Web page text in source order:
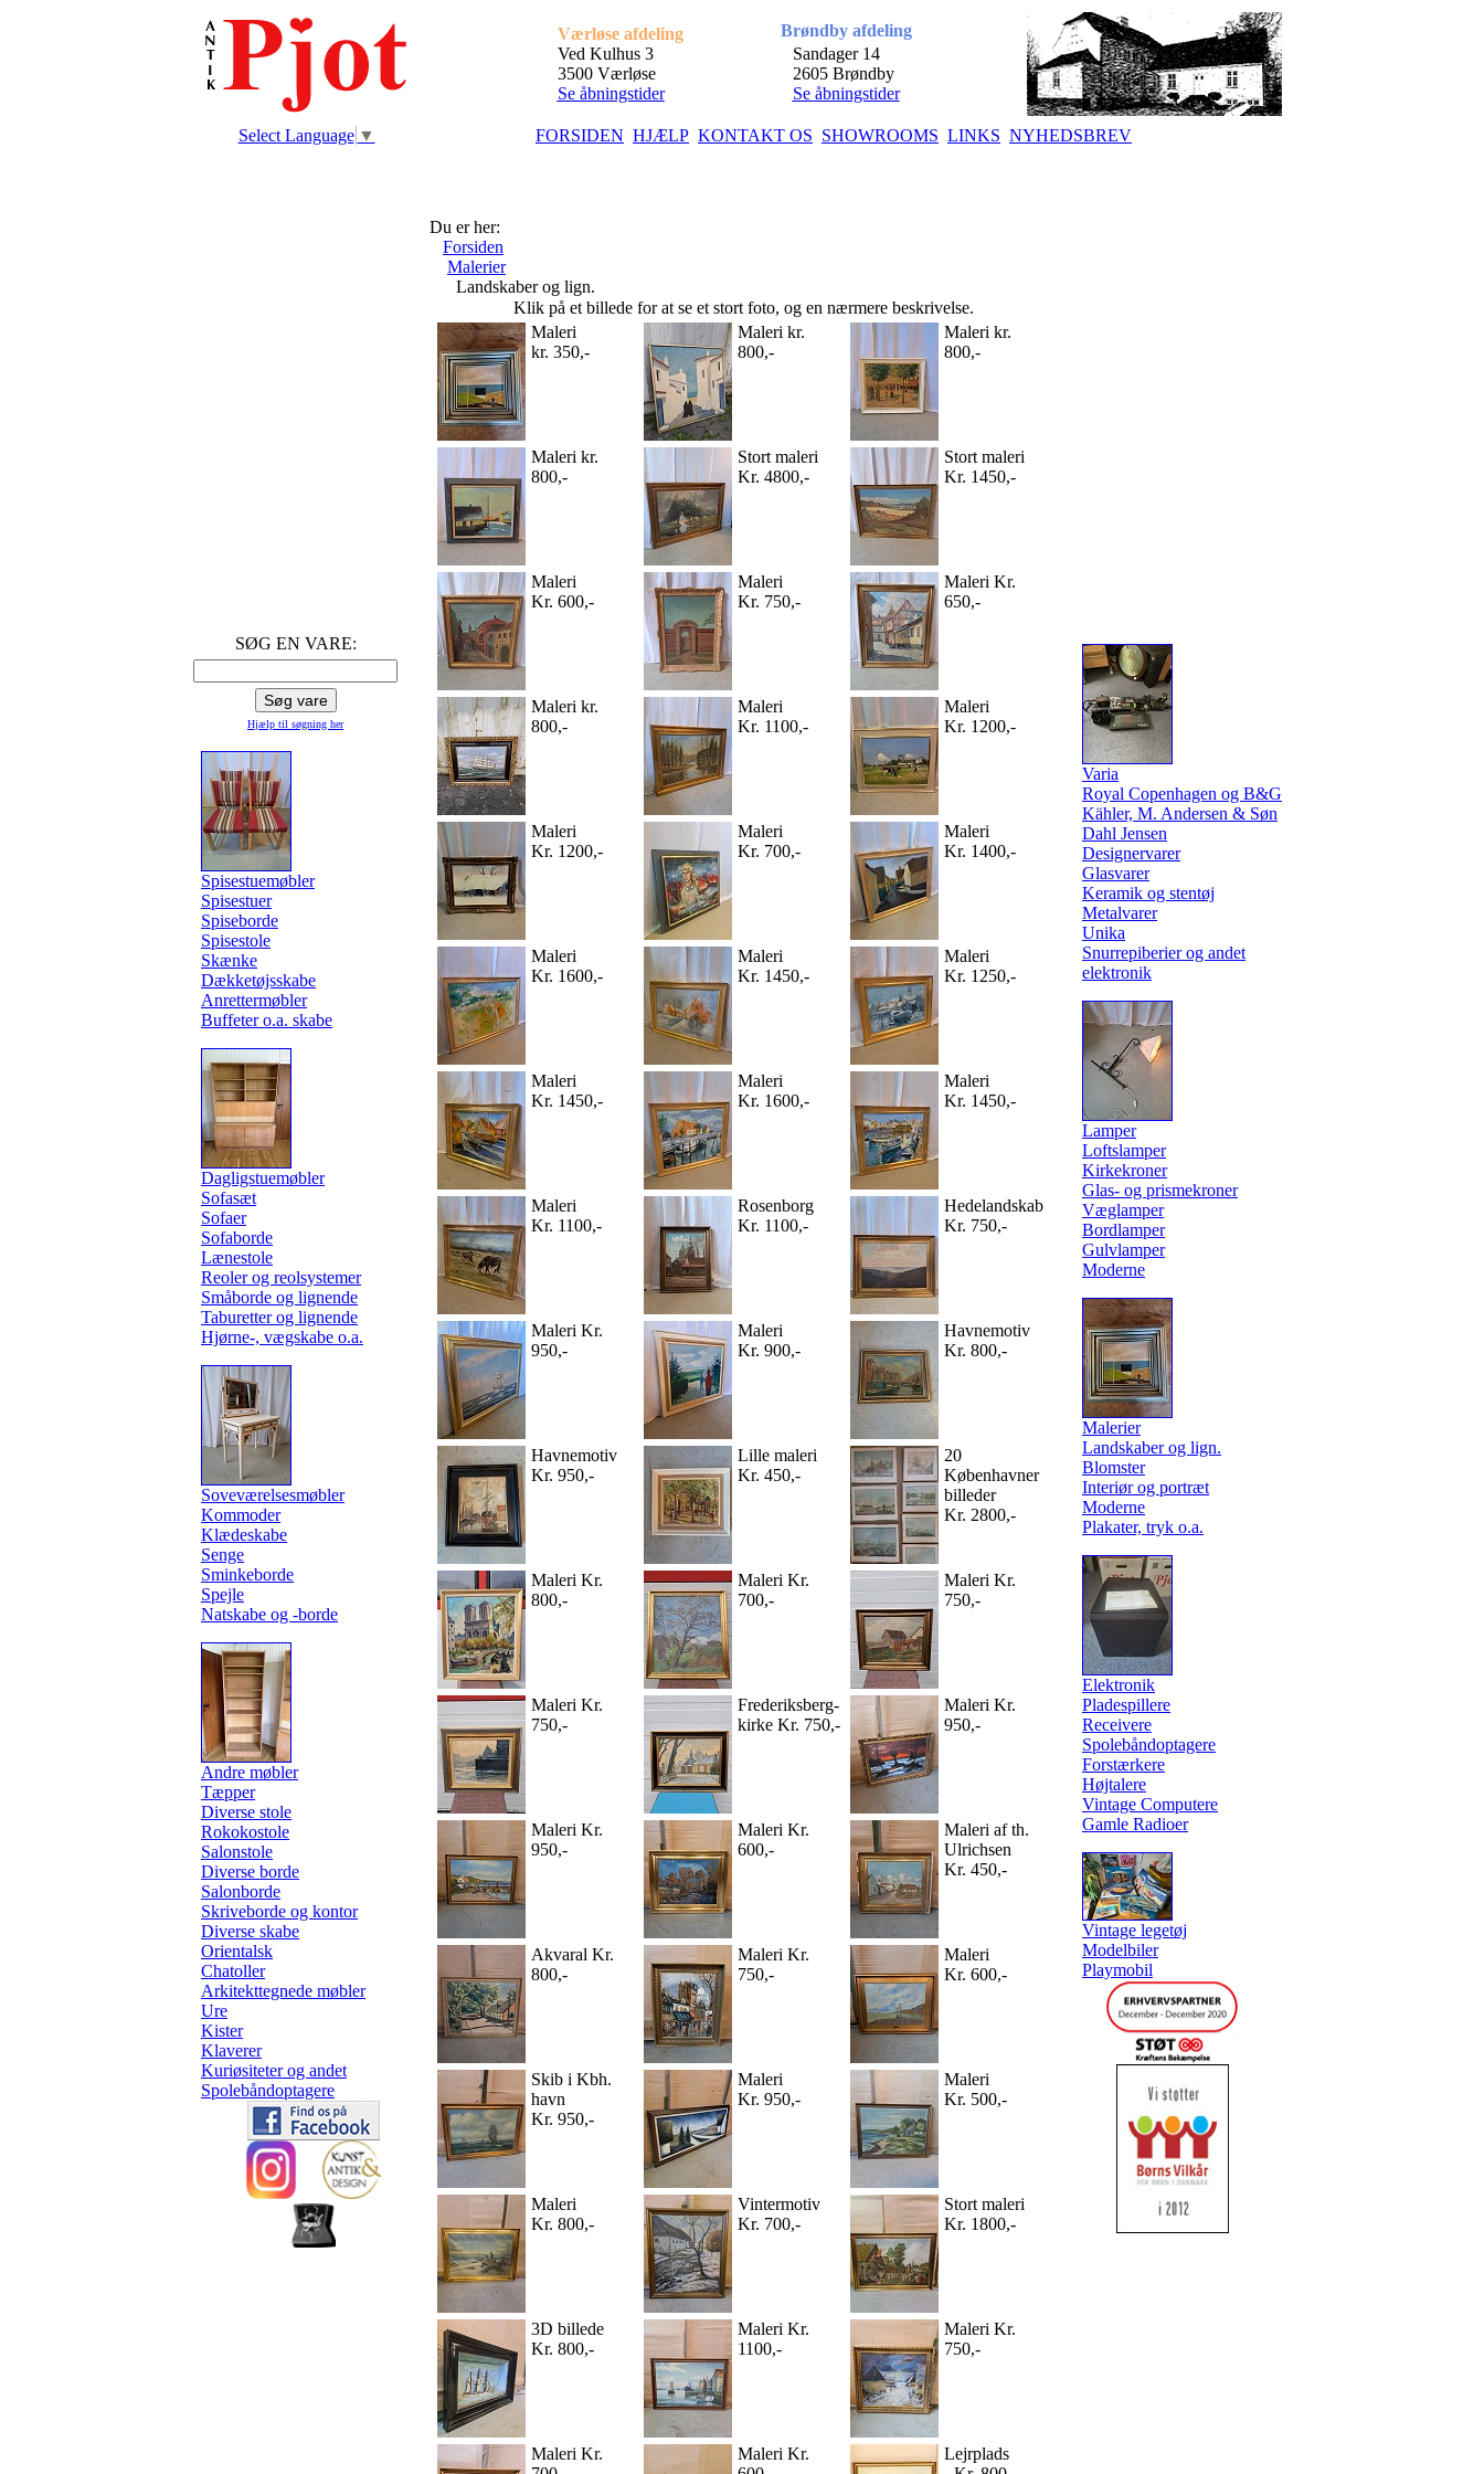
Værløse afdeling
Ved Kulhus 3
3500 Værløse
Se åbningstider
Brøndby afdeling
Sandager 14
2605 Brøndby
Se åbningstider
Select Language ▼ FORSIDEN HJÆLP KONTAKT OS SHOWROOMS LINKS NYHEDSBREV
SØG EN VARE:
Hjælp til søgning her
Spisestuemøbler
Spisestuer
Spiseborde
Spisestole
Skænke
Dækketøjsskabe
Anrettermøbler
Buffeter o.a. skabe
Dagligstuemøbler
Sofasæt
Sofaer
Sofaborde
Lænestole
Reoler og reolsystemer
Småborde og lignende
Taburetter og lignende
Hjørne-, vægskabe o.a.
Soveværelsesmøbler
Kommoder
Klædeskabe
Senge
Sminkeborde
Spejle
Natskabe og -borde
Andre møbler
Tæpper
Diverse stole
Rokokostole
Salonstole
Diverse borde
Salonborde
Skriveborde og kontor
Diverse skabe
Orientalsk
Chatoller
Arkitekttegnede møbler
Ure
Kister
Klaverer
Kuriøsiteter og andet
Spolebåndoptagere
Du er her:
Forsiden
Malerier
Landskaber og lign.
Klik på et billede for at se et stort foto, og en nærmere beskrivelse.
Maleri
kr. 350,-
Maleri kr.
800,-
Maleri kr.
800,-
Maleri kr.
800,-
Stort maleri
Kr. 4800,-
Stort maleri
Kr. 1450,-
Maleri
Kr. 600,-
Maleri
Kr. 750,-
Maleri Kr.
650,-
Maleri kr.
800,-
Maleri
Kr. 1100,-
Maleri
Kr. 1200,-
Maleri
Kr. 1200,-
Maleri
Kr. 700,-
Maleri
Kr. 1400,-
Maleri
Kr. 1600,-
Maleri
Kr. 1450,-
Maleri
Kr. 1250,-
Maleri
Kr. 1450,-
Maleri
Kr. 1600,-
Maleri
Kr. 1450,-
Maleri
Kr. 1100,-
Rosenborg
Kr. 1100,-
Hedelandskab
Kr. 750,-
Maleri Kr.
950,-
Maleri
Kr. 900,-
Havnemotiv
Kr. 800,-
Havnemotiv
Kr. 950,-
Lille maleri
Kr. 450,-
20
Københavner
billeder
Kr. 2800,-
Maleri Kr.
800,-
Maleri Kr.
700,-
Maleri Kr.
750,-
Maleri Kr.
750,-
Frederiksberg-
kirke Kr. 750,-
Maleri Kr.
950,-
Maleri Kr.
950,-
Maleri Kr.
600,-
Maleri af th.
Ulrichsen
Kr. 450,-
Akvaral Kr.
800,-
Maleri Kr.
750,-
Maleri
Kr. 600,-
Skib i Kbh.
havn
Kr. 950,-
Maleri
Kr. 950,-
Maleri
Kr. 500,-
Maleri
Kr. 800,-
Vintermotiv
Kr. 700,-
Stort maleri
Kr. 1800,-
3D billede
Kr. 800,-
Maleri Kr.
1100,-
Maleri Kr.
750,-
Maleri Kr.
Maleri Kr.
Lejrplads
Varia
Royal Copenhagen og B&G
Kähler, M. Andersen & Søn
Dahl Jensen
Designervarer
Glasvarer
Keramik og stentøj
Metalvarer
Unika
Snurrepiberier og andet
elektronik
Lamper
Loftslamper
Kirkekroner
Glas- og prismekroner
Væglamper
Bordlamper
Gulvlamper
Moderne
Malerier
Landskaber og lign.
Blomster
Interiør og portræt
Moderne
Plakater, tryk o.a.
Elektronik
Pladespillere
Receivere
Spolebåndoptagere
Forstærkere
Højtalere
Vintage Computere
Gamle Radioer
Vintage legetøj
Modelbiler
Playmobil